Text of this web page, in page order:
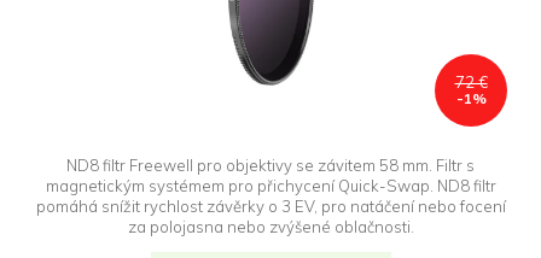
72 €
-1%
ND8 filtr Freewell pro objektivy se závitem 58 mm. Filtr s
magnetickým systémem pro přichycení Quick-Swap. ND8 filtr
pomáhá snížit rychlost závěrky o 3 EV, pro natáčení nebo focení
za polojasna nebo zvýšené oblačnosti.